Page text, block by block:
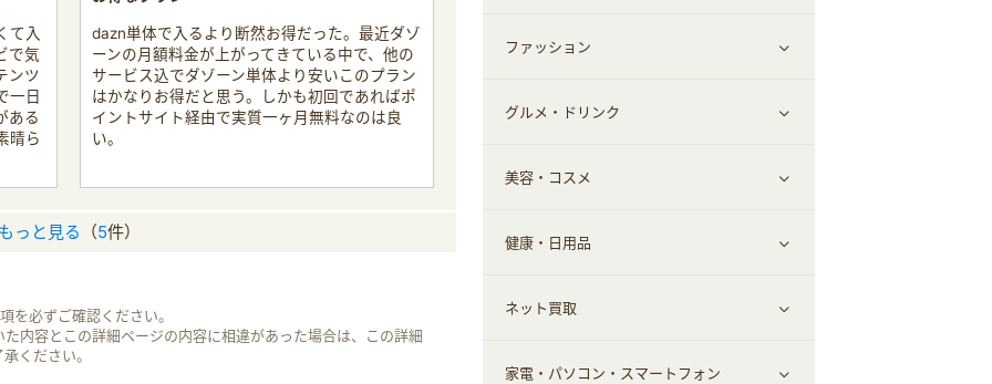
て入
で気
ンツ
一日
ある
晴ら
dazn単体で入るより断然お得だった。最近ダゾ
ーンの月額料金が上がってきている中で、他の
サービス込でダゾーン単体より安いこのプラン
はかなりお得だと思う。しかも初回であればポ
イントサイト経由で実質一ヶ月無料なのは良
い。
っと見る （5件）
を必ずご確認ください。
内容とこの詳細ページの内容に相違があった場合は、この詳細
ください。
すべて見る
総合通販
ファッション
すべて見る
ファッション
インナー・下着
スーツ・フォーマル
グルメ・ドリンク
すべて見る
グルメ
お酒
食材宅配
美容・コスメ
すべて見る
ヘアケア
エステ・サロン
健康・日用品
すべて見る
スポーツ・フィットネス
ネット買取
すべて見る
家電・パソコン・スマートフォン